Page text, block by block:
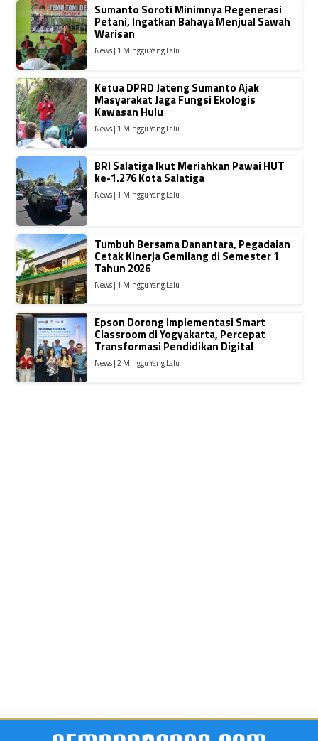
Sumanto Soroti Minimnya Regenerasi
Petani, Ingatkan Bahaya Menjual Sawah
Warisan
News | 1 Minggu Yang Lalu
Ketua DPRD Jateng Sumanto Ajak
Masyarakat Jaga Fungsi Ekologis
Kawasan Hulu
News | 1 Minggu Yang Lalu
BRI Salatiga Ikut Meriahkan Pawai HUT
ke-1.276 Kota Salatiga
News | 1 Minggu Yang Lalu
Tumbuh Bersama Danantara, Pegadaian
Cetak Kinerja Gemilang di Semester 1
Tahun 2026
News | 1 Minggu Yang Lalu
Epson Dorong Implementasi Smart
Classroom di Yogyakarta, Percepat
Transformasi Pendidikan Digital
News | 2 Minggu Yang Lalu